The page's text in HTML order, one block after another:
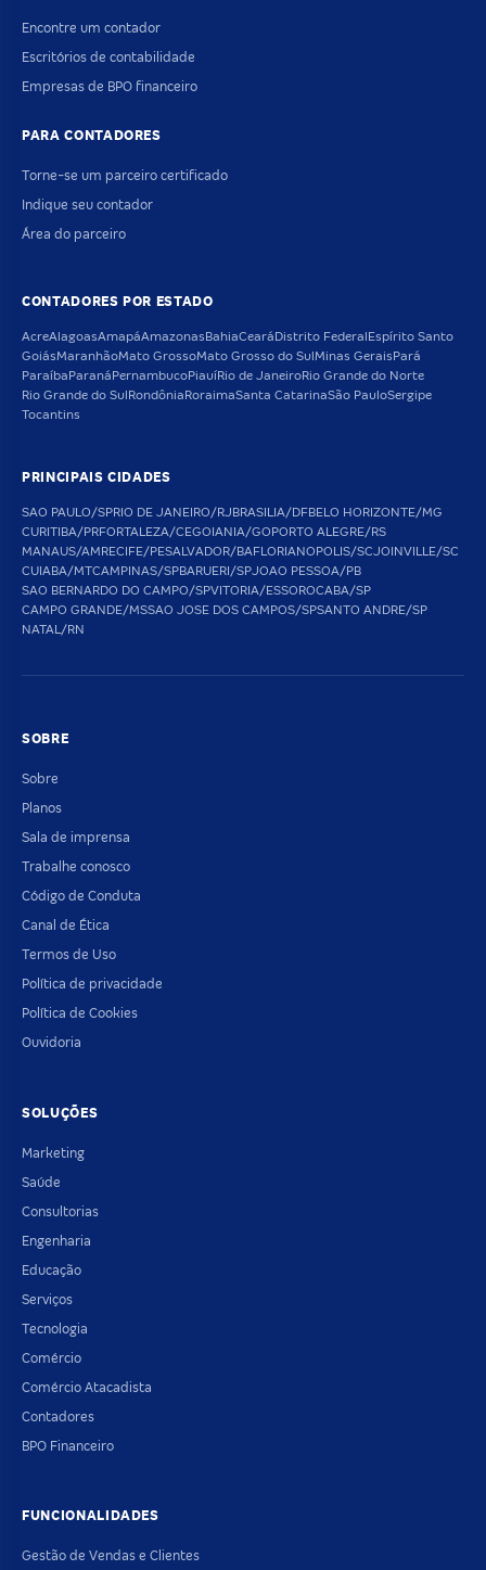
Encontre um contador
Escritórios de contabilidade
Empresas de BPO financeiro
PARA CONTADORES
Torne-se um parceiro certificado
Indique seu contador
Área do parceiro
CONTADORES POR ESTADO
AcreAlagoasAmapáAmazonasBahiaCearáDistrito FederalEspírito Santo
GoiásMaranhãoMato GrossoMato Grosso do SulMinas GeraisPará
ParaíbaParanáPernambucoPiauíRio de JaneiroRio Grande do Norte
Rio Grande do SulRondôniaRoraimaSanta CatarinaSão PauloSergipe
Tocantins
PRINCIPAIS CIDADES
SAO PAULO/SPRIO DE JANEIRO/RJ BRASILIA/DFBELO HORIZONTE/MG
CURITIBA/PRFORTALEZA/CEGOIANIA/GO PORTO ALEGRE/RS
MANAUS/AM RECIFE/PESALVADOR/BAFLORIANOPOLIS/SCJOINVILLE/SC
CUIABA/MTCAMPINAS/SPBARUERI/SPJOAO PESSOA/PB
SAO BERNARDO DO CAMPO/SPVITORIA/ESSOROCABA/SP
CAMPO GRANDE/MSSAO JOSE DOS CAMPOS/SPSANTO ANDRE/SP
NATAL/RN
SOBRE
Sobre
Planos
Sala de imprensa
Trabalhe conosco
Código de Conduta
Canal de Ética
Termos de Uso
Política de privacidade
Política de Cookies
Ouvidoria
SOLUÇÕES
Marketing
Saúde
Consultorias
Engenharia
Educação
Serviços
Tecnologia
Comércio
Comércio Atacadista
Contadores
BPO Financeiro
FUNCIONALIDADES
Gestão de Vendas e Clientes